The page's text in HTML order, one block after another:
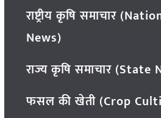
राष्ट्रीय कृषि समाचार
News)
राज्य कृषि समाचार (State
फसल की खेती (Crop